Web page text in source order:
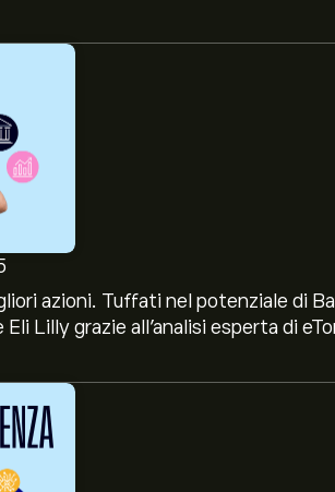
azioni. Tuffati nel potenziale di
Lilly grazie all’analisi esperta di
è di 25.10‎$‎.